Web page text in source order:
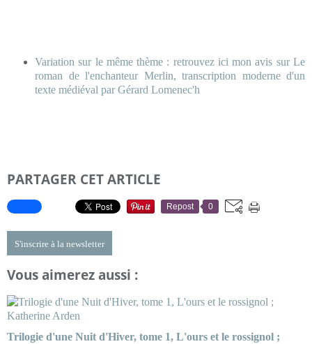
Variation sur le même thème : retrouvez ici mon avis sur Le
roman de l'enchanteur Merlin, transcription moderne d'un
texte médiéval par Gérard Lomenec'h
PARTAGER CET ARTICLE
Repost 0
S'inscrire à la newsletter
Vous aimerez aussi :
Trilogie d'une Nuit d'Hiver, tome 1, L'ours et le rossignol ;